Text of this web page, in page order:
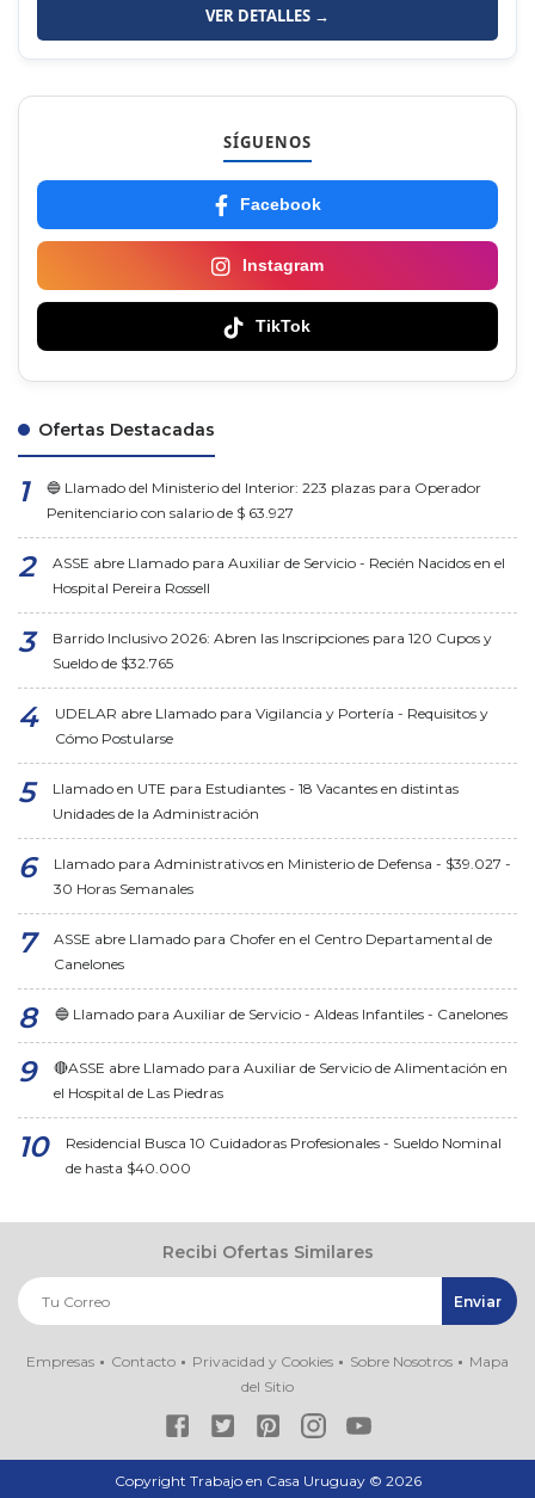
VER DETALLES →
SÍGUENOS
Facebook
Instagram
TikTok
Ofertas Destacadas
🔵 Llamado del Ministerio del Interior: 223 plazas para Operador
Penitenciario con salario de $ 63.927
ASSE abre Llamado para Auxiliar de Servicio - Recién Nacidos en el
Hospital Pereira Rossell
Barrido Inclusivo 2026: Abren las Inscripciones para 120 Cupos y
Sueldo de $32.765
UDELAR abre Llamado para Vigilancia y Portería - Requisitos y
Cómo Postularse
Llamado en UTE para Estudiantes - 18 Vacantes en distintas
Unidades de la Administración
Llamado para Administrativos en Ministerio de Defensa - $39.027 -
30 Horas Semanales
ASSE abre Llamado para Chofer en el Centro Departamental de
Canelones
🔵 Llamado para Auxiliar de Servicio - Aldeas Infantiles - Canelones
🔴ASSE abre Llamado para Auxiliar de Servicio de Alimentación en
el Hospital de Las Piedras
Residencial Busca 10 Cuidadoras Profesionales - Sueldo Nominal
de hasta $40.000
Recibi Ofertas Similares
Empresas Contacto Privacidad y Cookies Sobre Nosotros
Mapa
del Sitio
Copyright Trabajo en Casa Uruguay © 2026